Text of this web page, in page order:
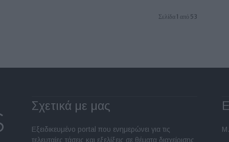
Σελίδα 1 από 53
Σχετικά με μας
Εξειδικευμένο portal που ενημερώνει για τις
τελευταίες τάσεις και εξελίξεις σε θέματα διαχείρισης